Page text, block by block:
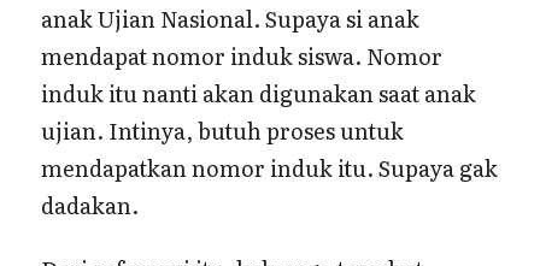
anak Ujian Nasional. Supaya si anak
mendapat nomor induk siswa. Nomor
induk itu nanti akan digunakan saat anak
ujian. Intinya, butuh proses untuk
mendapatkan nomor induk itu. Supaya gak
dadakan.